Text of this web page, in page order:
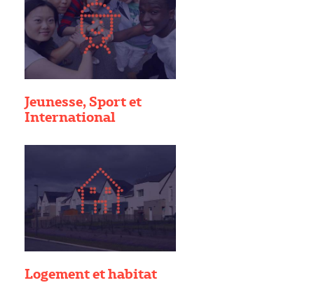
Jeunesse, Sport et
International
Logement et habitat